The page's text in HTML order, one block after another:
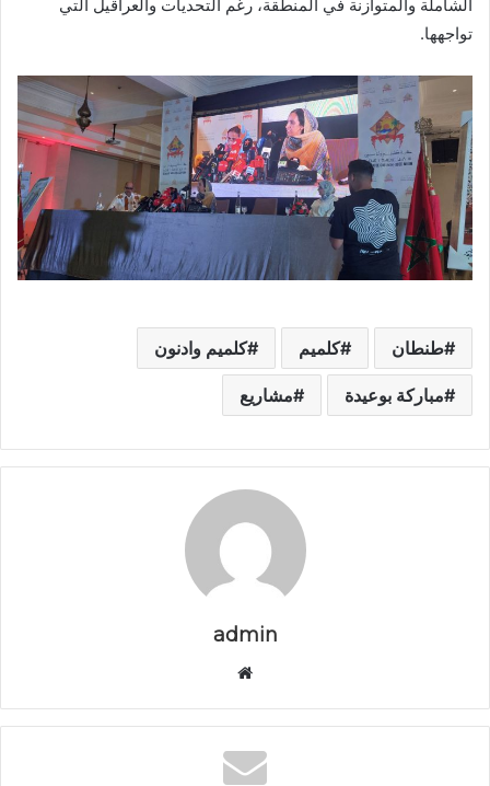
الشاملة والمتوازنة في المنطقة، رغم التحديات والعراقيل التي
تواجهها.
طنطان كلميم كلميم وادنون
مباركة بوعيدة مشاريع
admin
ق
ع
ا